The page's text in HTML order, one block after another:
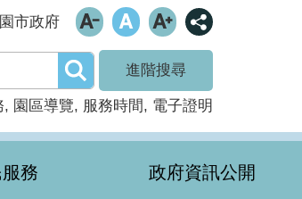
市政府
進階搜尋
園區導覽 服務時間 電子證明
務 政府資訊公開